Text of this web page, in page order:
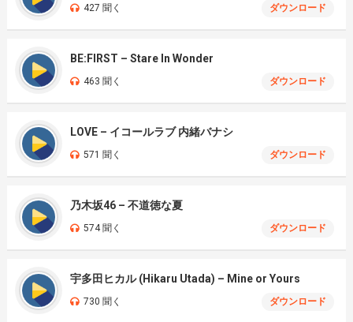
427 聞く ダウンロード
BE:FIRST – Stare In Wonder
463 聞く ダウンロード
LOVE – イコールラブ 内緒バナシ
571 聞く ダウンロード
乃木坂46 – 不道徳な夏
574 聞く ダウンロード
宇多田ヒカル (Hikaru Utada) – Mine or Yours
730 聞く ダウンロード